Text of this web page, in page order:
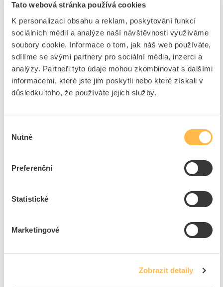
Tato webová stránka používá cookies
K personalizaci obsahu a reklam, poskytování funkcí
sociálních médií a analýze naší návštěvnosti využíváme
soubory cookie. Informace o tom, jak náš web používáte,
sdílíme se svými partnery pro sociální média, inzerci a
analýzy. Partneři tyto údaje mohou zkombinovat s dalšími
informacemi, které jste jim poskytli nebo které získali v
důsledku toho, že používáte jejich služby.
souhlasu
Nutné
Preferenční
Statistické
Marketingové
Zobrazit detaily
Přidat k porovnání
DNA Napájecí zdroj LED 12V 45W CV stmívatelný
1-10V IP40
Kód ELFETEX
10.880.544
EAN
8595209299048
Kód výrobce
10287
DNA
do košíku
2 ks
nestmívatelný 3-44V 1-42W 300-1050mA